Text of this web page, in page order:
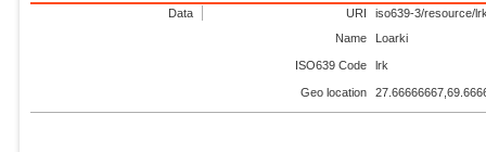
Data URI
iso639-3/resource/
Name
Loarki
ISO639 Code lrk
Geo location